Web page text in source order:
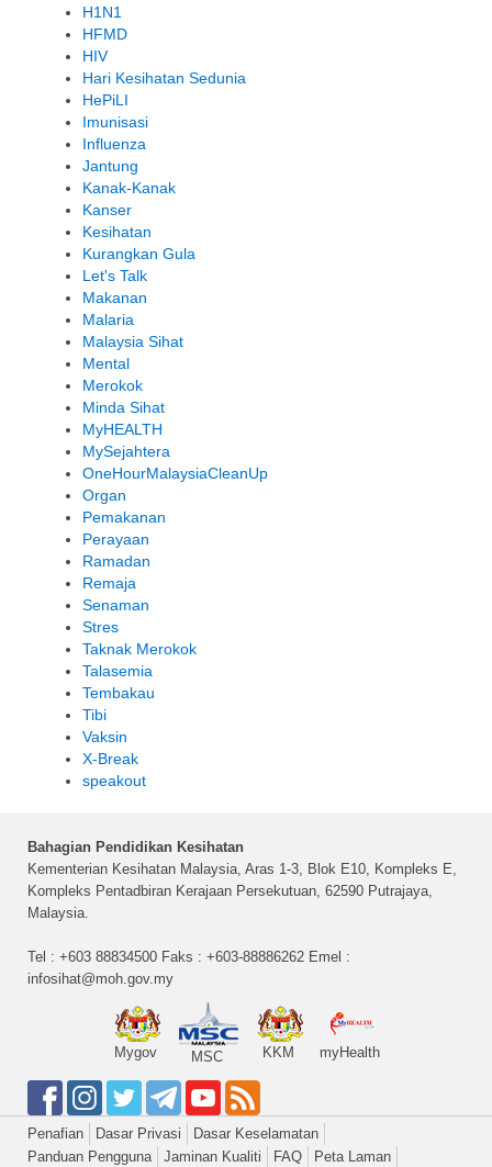
H1N1
HFMD
HIV
Hari Kesihatan Sedunia
HePiLI
Imunisasi
Influenza
Jantung
Kanak-Kanak
Kanser
Kesihatan
Kurangkan Gula
Let's Talk
Makanan
Malaria
Malaysia Sihat
Mental
Merokok
Minda Sihat
MyHEALTH
MySejahtera
OneHourMalaysiaCleanUp
Organ
Pemakanan
Perayaan
Ramadan
Remaja
Senaman
Stres
Taknak Merokok
Talasemia
Tembakau
Tibi
Vaksin
X-Break
speakout
Bahagian Pendidikan Kesihatan
Kementerian Kesihatan Malaysia, Aras 1-3, Blok E10, Kompleks E,
Kompleks Pentadbiran Kerajaan Persekutuan, 62590 Putrajaya,
Malaysia.
Tel : +603 88834500 Faks : +603-88886262 Emel :
infosihat@moh.gov.my
Mygov MSC KKM myHealth
Penafian Dasar Privasi
Dasar Keselamatan
Panduan Pengguna
Jaminan Kualiti FAQ Peta Laman